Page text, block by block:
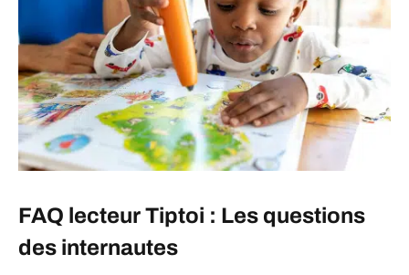
FAQ lecteur Tiptoi : Les questions
des internautes